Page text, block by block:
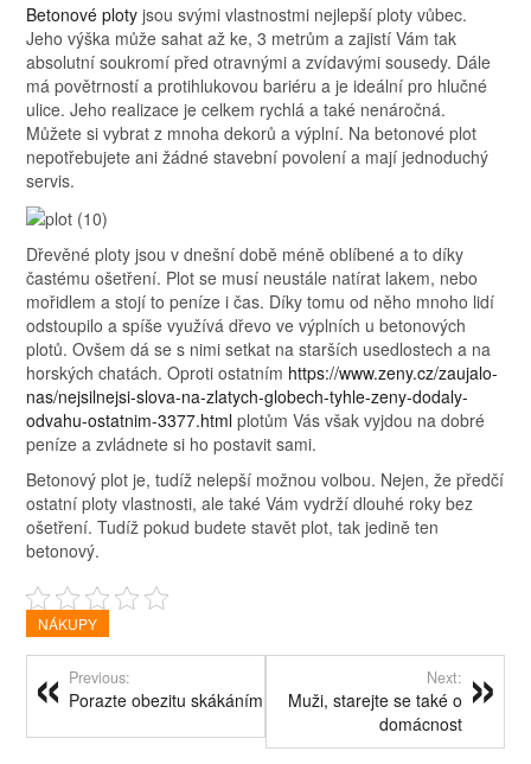
Betonové ploty jsou svými vlastnostmi nejlepší ploty vůbec.
Jeho výška může sahat až ke, 3 metrům a zajistí Vám tak
absolutní soukromí před otravnými a zvídavými sousedy. Dále
má povětrností a protihlukovou bariéru a je ideální pro hlučné
ulice. Jeho realizace je celkem rychlá a také nenáročná.
Můžete si vybrat z mnoha dekorů a výplní. Na betonové plot
nepotřebujete ani žádné stavební povolení a mají jednoduchý
servis.
Dřevěné ploty jsou v dnešní době méně oblíbené a to díky
častému ošetření. Plot se musí neustále natírat lakem, nebo
mořidlem a stojí to peníze i čas. Díky tomu od něho mnoho lidí
odstoupilo a spíše využívá dřevo ve výplních u betonových
plotů. Ovšem dá se s nimi setkat na starších usedlostech a na
horských chatách. Oproti ostatním https://www.zeny.cz/zaujalo-
nas/nejsilnejsi-slova-na-zlatych-globech-tyhle-zeny-dodaly-
odvahu-ostatnim-3377.html plotům Vás však vyjdou na dobré
peníze a zvládnete si ho postavit sami.
Betonový plot je, tudíž nelepší možnou volbou. Nejen, že předčí
ostatní ploty vlastnosti, ale také Vám vydrží dlouhé roky bez
ošetření. Tudíž pokud budete stavět plot, tak jedině ten
betonový.
NÁKUPY
Previous:
Porazte obezitu skákáním
Next:
Muži, starejte se také o
domácnost